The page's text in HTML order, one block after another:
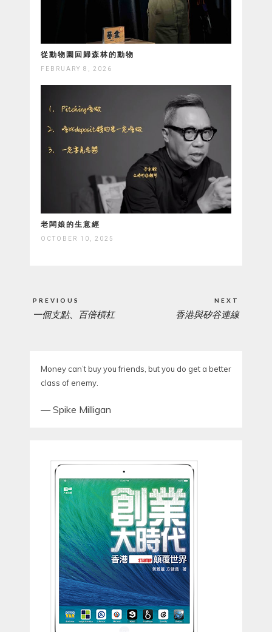
從動物園回歸森林的動物
FEBRUARY 8, 2026
老闆娘的生意經
OCTOBER 10, 2025
navigation
PREVIOUS
PREVIOUS
一個支點、百倍槓杠
NEXT
NEXT
香港與矽谷連線
Money can’t buy you friends, but you do get a better
class of enemy.
—Spike Milligan